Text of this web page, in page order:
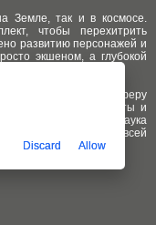
Земле, так и в космосе.
чтобы перехитрить
развитию персонажей и
экшеном, а глубокой
неповторимую атмосферу
спецэффекты и
мир, где наука
задаёт тон всей
Discard Allow